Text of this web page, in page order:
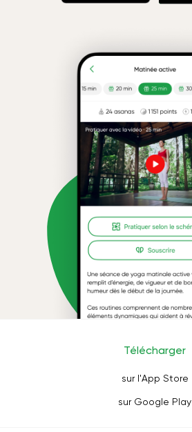
Télécharger
sur l'App Store
sur Google Play